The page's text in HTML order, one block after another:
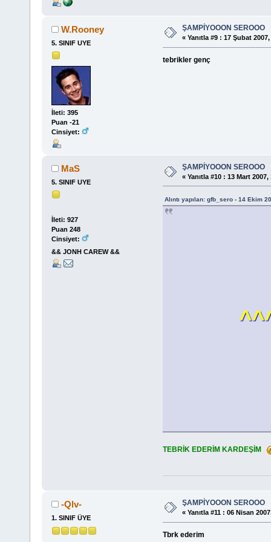
W.Rooney
5. SINIF UYE
İleti: 395
Puan -21
Cinsiyet:
ŞAMPİYOOON SEROOO
« Yanıtla #9 : 17 Şubat
tebrikler genç
MaS
5. SINIF UYE
İleti: 927
Puan 248
Cinsiyet:
&& JONH CAREW &&
ŞAMPİYOOON SEROOO
« Yanıtla #10 : 13 Mart 2007,
Alıntı yapılan: gfb_sero - 14 Ekim
TEBRİK EDERİM KARDEŞİM
-Qlv-
1. SINIF ÜYE
ŞAMPİYOOON SEROOO
« Yanıtla #11 : 06 Nisan
Tbrk ederim